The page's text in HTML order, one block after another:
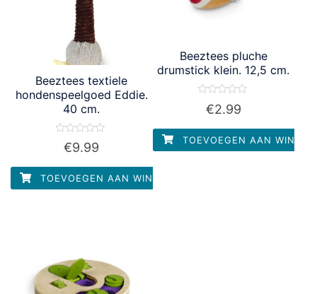
Beeztees textiele
hondenspeelgoed Eddie.
40 cm.
Waardering
5
€9.99
TOEVOEGEN AAN WINKELWAGEN
Beeztees pluche
drumstick klein. 12,5 cm.
Waardering
5
€2.99
TOEVOEGEN AAN